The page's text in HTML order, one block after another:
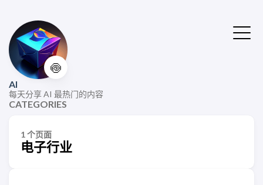
🍥
AI
每天分享 AI 最热门的内容
CATEGORIES
1 个页面
电子行业